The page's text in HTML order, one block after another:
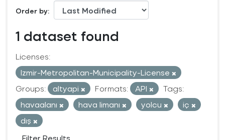
Order by
1 dataset found
Licenses:
Izmir-Metropolitan-Municipality-License
Groups:
altyapi Formats: API
Tags:
havaalanı
hava limanı yolcu
iç
dış